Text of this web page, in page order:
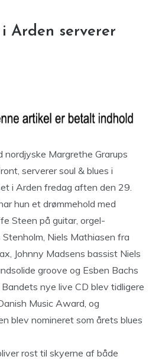
Arden serverer
nordjyske Margrethe Grarups
serverer soul & blues i
i Arden fredag aften den 29.
hun et drømmehold med
Steen på guitar, orgel-
Niels Mathiasen fra
Johnny Madsens bassist Niels
groove og Esben Bachs
nye live CD blev tidligere
Music Award, og
blev nomineret som årets blues
rost til skyerne af både